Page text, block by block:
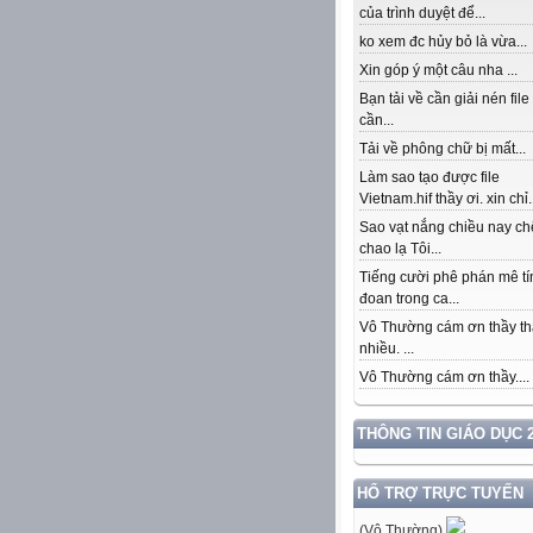
của trình duyệt để...
ko xem đc hủy bỏ là vừa...
Xin góp ý một câu nha ...
Bạn tải về cần giải nén file
cần...
Tải về phông chữ bị mất...
Làm sao tạo được file
Vietnam.hif thầy ơi. xin
Sao vạt nắng chiều nay
chao lạ Tôi...
Tiếng cười phê phán mê
đoan trong ca...
Vô Thường cám ơn thầy
nhiều. ...
Vô Thường cám ơn thầy....
THÔNG TIN GIÁO DỤC
HỔ TRỢ TRỰC TUYẾN